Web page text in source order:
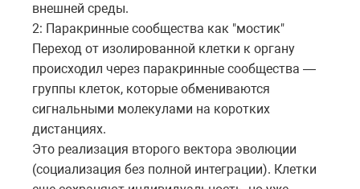
внешней среды.
2: Паракринные сообщества как "мостик"
Переход от изолированной клетки к органу
происходил через паракринные сообщества —
группы клеток, которые обмениваются
сигнальными молекулами на коротких
дистанциях.
Это реализация второго вектора эволюции
(социализация без полной интеграции). Клетки